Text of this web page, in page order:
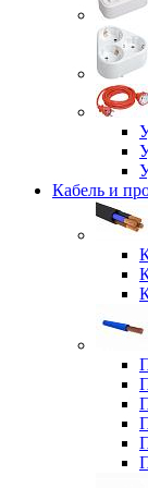
Кабель и